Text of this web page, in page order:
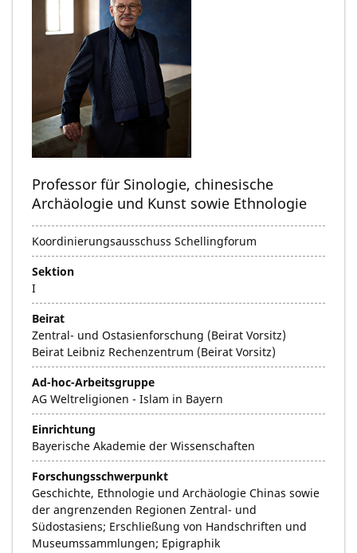
Professor für Sinologie, chinesische
Archäologie und Kunst sowie Ethnologie
Koordinierungsausschuss Schellingforum
Sektion
I
Beirat
Zentral- und Ostasienforschung (Beirat Vorsitz)
Beirat Leibniz Rechenzentrum (Beirat Vorsitz)
Ad-hoc-Arbeitsgruppe
AG Weltreligionen - Islam in Bayern
Einrichtung
Bayerische Akademie der Wissenschaften
Forschungsschwerpunkt
Geschichte, Ethnologie und Archäologie Chinas sowie
der angrenzenden Regionen Zentral- und
Südostasiens; Erschließung von Handschriften und
Museumssammlungen; Epigraphik